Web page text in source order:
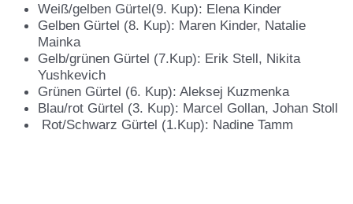
Weiß/gelben Gürtel(9. Kup): Elena Kinder
Gelben Gürtel (8. Kup): Maren Kinder, Natalie
Mainka
Gelb/grünen Gürtel (7.Kup): Erik Stell, Nikita
Yushkevich
Grünen Gürtel (6. Kup): Aleksej Kuzmenka
Blau/rot Gürtel (3. Kup): Marcel Gollan, Johan Stoll
Rot/Schwarz Gürtel (1.Kup): Nadine Tamm